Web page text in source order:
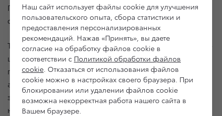
Покупателям специальной версии доступна мягкая
светодиодная синяя подсветка в салоне.
Toyota Hilux в версии Black Onyx имеет максимально
широкую комплектацию. В оснащение входят
полностью светодиодная оптика, климат-контроль,
автоматические стеклоподъемники,
электрорегулировка сиденья водителя в 6
направлениях, интеллектуальная система доступа
Наш сайт использует файлы cookie для улучшения
пользовательского опыта, сбора статистики и
предоставления персонализированных
рекомендаций. Нажав «Принять», вы даете
согласие на обработку файлов cookie в
соответствии с Политикой обработки файлов
cookie. Отказаться от использования файлов
cookie можно в настройках своего браузера. При
блокировании или удалении файлов cookie
возможна некорректная работа нашего сайта в
Вашем браузере.